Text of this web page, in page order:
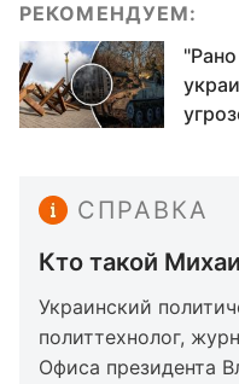
РЕКОМЕНДУЕМ:
СПРАВКА
Кто такой
Украинский
политтехнолог,
Офиса президента